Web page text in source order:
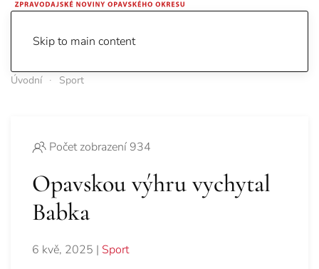
Skip to main content
Úvodní Sport
Počet zobrazení 934
Opavskou výhru vychytal
Babka
6 kvě, 2025 | Sport